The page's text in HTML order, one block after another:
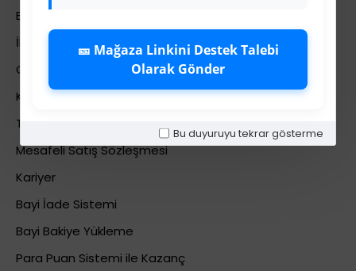
🎫 Mağaza Linkini Destek Talebi
Olarak Gönder
Bu duyuruyu tekrar gösterme
Banka Hesab Bilgileri
İletişim
Gizlilik Politikası
Kullanıcı Sözleşmesi
Teslimat Bilgileri
Mesafeli Satış Sözleşmesi
Kariyer
Bayi İade Sistemi
Bayi Bakiye Yükleme
Para Puan Sistemi ile Kazanç